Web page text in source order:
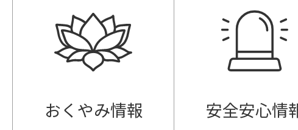
おくやみ情報 安全安心情